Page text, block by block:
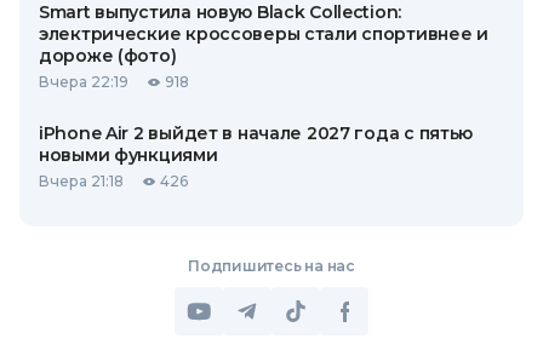
Smart выпустила новую Black Collection:
электрические кроссоверы стали спортивнее и
дороже (фото)
Вчера 22:19 918
iPhone Air 2 выйдет в начале 2027 года с пятью
новыми функциями
Вчера 21:18 426
Подпишитесь на нас